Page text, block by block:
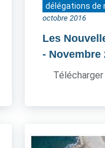
délégations de
octobre 2016
Les
- Novembre